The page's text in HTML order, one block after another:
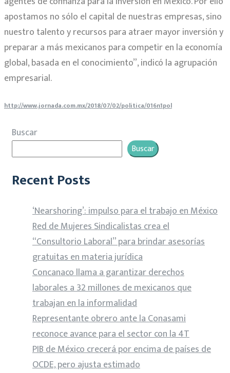
apostamos no sólo el capital de nuestras empresas, sino
nuestro talento y recursos para atraer mayor inversión y
preparar a más mexicanos para competir en la economía
global, basada en el conocimiento”, indicó la agrupación
empresarial.
http://www.jornada.com.mx/2018/07/02/politica/016n1pol
Buscar
Buscar
Recent Posts
‘Nearshoring’: impulso para el trabajo en México
Red de Mujeres Sindicalistas crea el
“Consultorio Laboral” para brindar asesorías
gratuitas en materia jurídica
Concanaco llama a garantizar derechos
laborales a 32 millones de mexicanos que
trabajan en la informalidad
Representante obrero ante la Conasami
reconoce avance para el sector con la 4T
PIB de México crecerá por encima de países de
OCDE, pero ajusta estimado